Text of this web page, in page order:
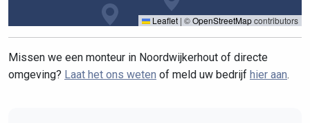
Leaflet | ©OpenStreetMapcontributors
Missen we een monteur in Noordwijkerhout of directe
omgeving? Laat het ons weten of meld uw bedrijf hier aan.